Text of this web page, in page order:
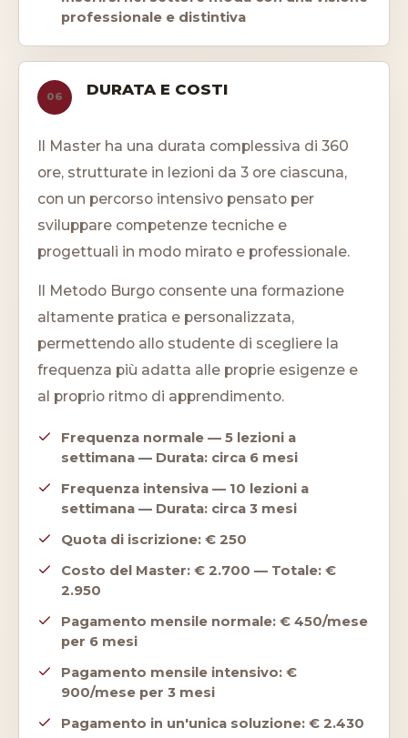
professionale e distintiva
06 DURATA E COSTI
Il Master ha una durata complessiva di 360
ore, strutturate in lezioni da 3 ore ciascuna,
con un percorso intensivo pensato per
sviluppare competenze tecniche e
progettuali in modo mirato e professionale.
Il Metodo Burgo consente una formazione
altamente pratica e personalizzata,
permettendo allo studente di scegliere la
frequenza più adatta alle proprie esigenze e
al proprio ritmo di apprendimento.
Frequenza normale — 5 lezioni a
settimana — Durata: circa 6 mesi
Frequenza intensiva — 10 lezioni a
settimana — Durata: circa 3 mesi
Quota di iscrizione: € 250
Costo del Master: € 2.700 — Totale: €
2.950
Pagamento mensile normale: € 450/mese
per 6 mesi
Pagamento mensile intensivo: €
900/mese per 3 mesi
Pagamento in un'unica soluzione: € 2.430